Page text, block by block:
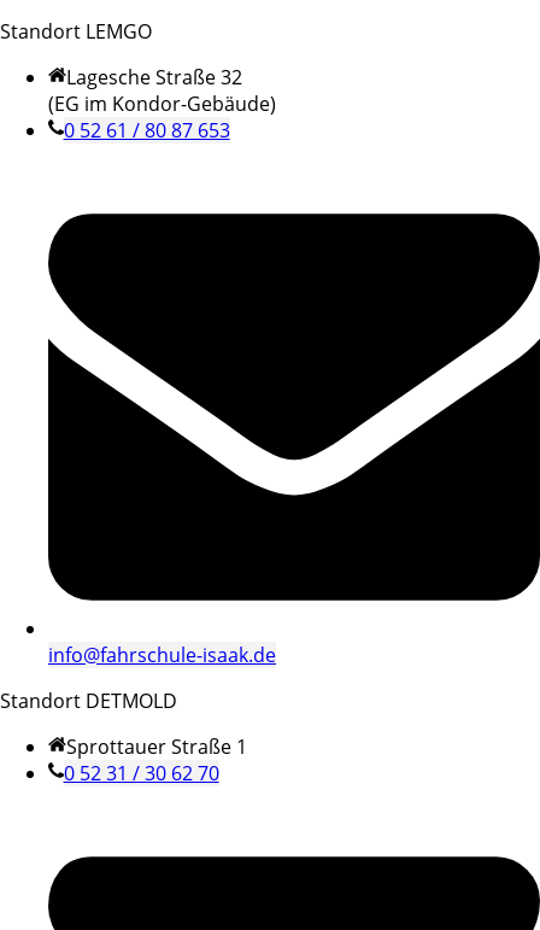
Standort LEMGO
Lagesche Straße 32
(EG im Kondor-Gebäude)
0 52 61 / 80 87 653
info@fahrschule-isaak.de
Standort DETMOLD
Sprottauer Straße 1
0 52 31 / 30 62 70